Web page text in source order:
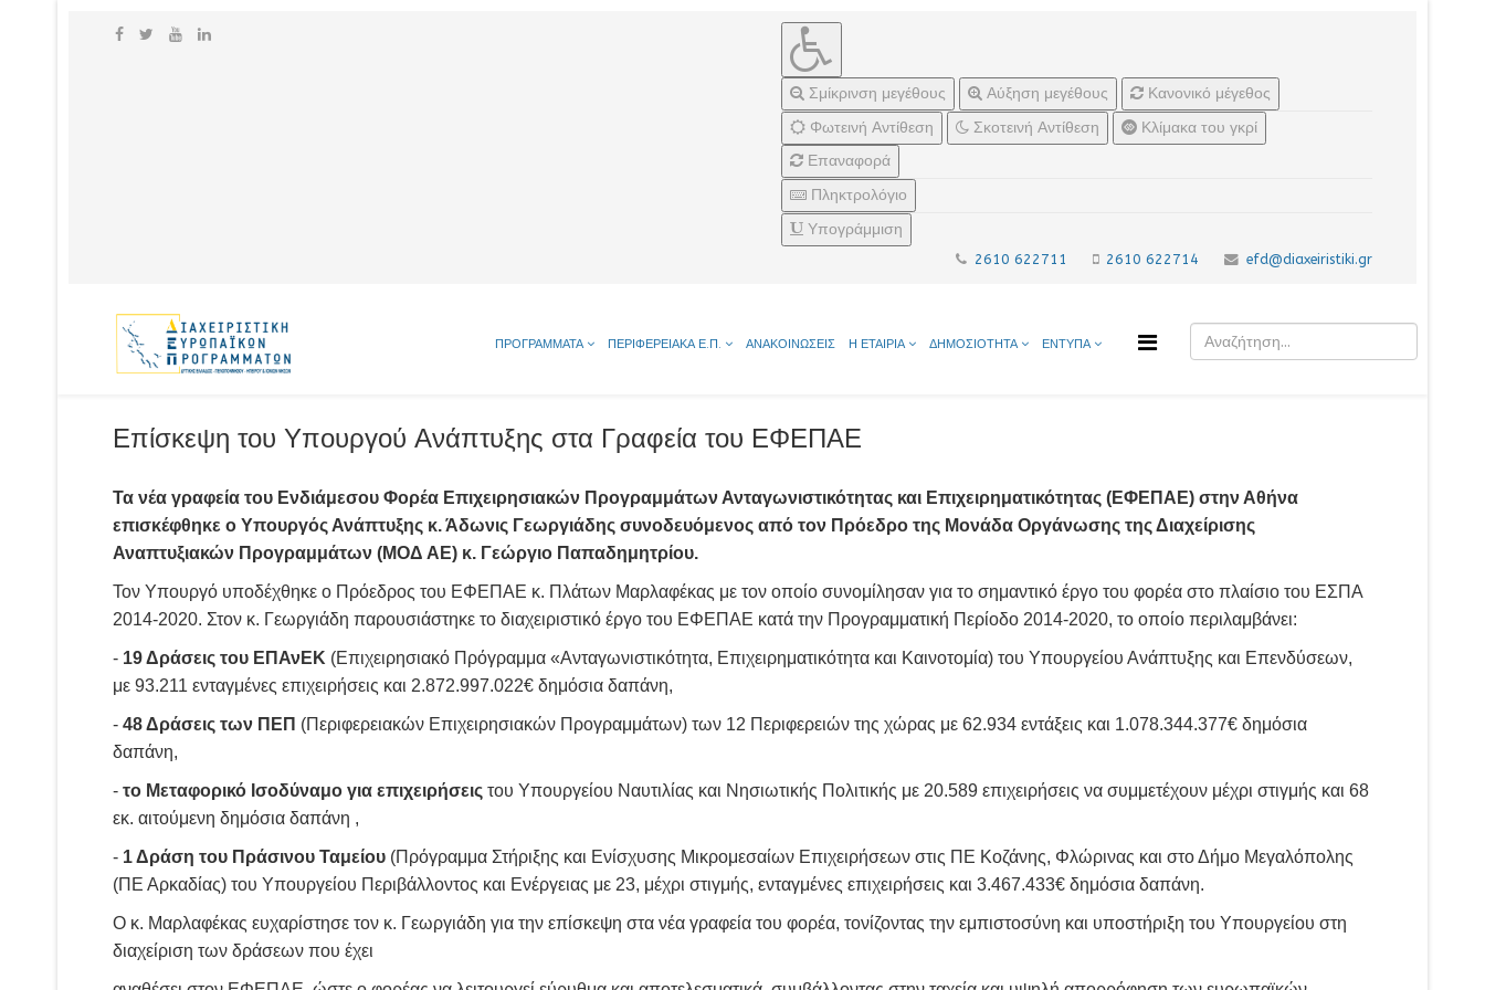
Σμίκρινση μεγέθους Αύξηση μεγέθους
Κανονικό μέγεθος
Φωτεινή Αντίθεση
Σκοτεινή Αντίθεση
Κλίμακα του γκρί
Επαναφορά
Πληκτρολόγιο
Υπογράμμιση
2610 622711 2610 622714 efd@diaxeiristiki.gr
ΠΡΟΓΡΑΜΜΑΤΑ ΠΕΡΙΦΕΡΕΙΑΚΑ Ε.Π. ΑΝΑΚΟΙΝΩΣΕΙΣ Η ΕΤΑΙΡΙΑ ΔΗΜΟΣΙΟΤΗΤΑ ΕΝΤΥΠΑ
Επίσκεψη του Υπουργού Ανάπτυξης στα Γραφεία του ΕΦΕΠΑΕ
Τα νέα γραφεία του Ενδιάμεσου Φορέα Επιχειρησιακών Προγραμμάτων Ανταγωνιστικότητας και Επιχειρηματικότητας (ΕΦΕΠΑΕ) στην Αθήνα
επισκέφθηκε ο Υπουργός Ανάπτυξης κ. Άδωνις Γεωργιάδης συνοδευόμενος από τον Πρόεδρο της Μονάδα Οργάνωσης της Διαχείρισης
Αναπτυξιακών Προγραμμάτων (ΜΟΔ ΑΕ) κ. Γεώργιο Παπαδημητρίου.
Τον Υπουργό υποδέχθηκε ο Πρόεδρος του ΕΦΕΠΑΕ κ. Πλάτων Μαρλαφέκας με τον οποίο συνομίλησαν για το σημαντικό έργο του φορέα στο πλαίσιο του ΕΣΠΑ
2014-2020. Στον κ. Γεωργιάδη παρουσιάστηκε το διαχειριστικό έργο του ΕΦΕΠΑΕ κατά την Προγραμματική Περίοδο 2014-2020, το οποίο περιλαμβάνει:
- 19 Δράσεις του ΕΠΑνΕΚ (Επιχειρησιακό Πρόγραμμα «Ανταγωνιστικότητα, Επιχειρηματικότητα και Καινοτομία) του Υπουργείου Ανάπτυξης και Επενδύσεων,
με 93.211 ενταγμένες επιχειρήσεις και 2.872.997.022€ δημόσια δαπάνη,
- 48 Δράσεις των ΠΕΠ (Περιφερειακών Επιχειρησιακών Προγραμμάτων) των 12 Περιφερειών της χώρας με 62.934 εντάξεις και 1.078.344.377€ δημόσια
δαπάνη,
- το Μεταφορικό Ισοδύναμο για επιχειρήσεις του Υπουργείου Ναυτιλίας και Νησιωτικής Πολιτικής με 20.589 επιχειρήσεις να συμμετέχουν μέχρι στιγμής και 68
εκ. αιτούμενη δημόσια δαπάνη ,
- 1 Δράση του Πράσινου Ταμείου (Πρόγραμμα Στήριξης και Ενίσχυσης Μικρομεσαίων Επιχειρήσεων στις ΠΕ Κοζάνης, Φλώρινας και στο Δήμο Μεγαλόπολης
(ΠΕ Αρκαδίας) του Υπουργείου Περιβάλλοντος και Ενέργειας με 23, μέχρι στιγμής, ενταγμένες επιχειρήσεις και 3.467.433€ δημόσια δαπάνη.
Ο κ. Μαρλαφέκας ευχαρίστησε τον κ. Γεωργιάδη για την επίσκεψη στα νέα γραφεία του φορέα, τονίζοντας την εμπιστοσύνη και υποστήριξη του Υπουργείου στη
διαχείριση των δράσεων που έχει